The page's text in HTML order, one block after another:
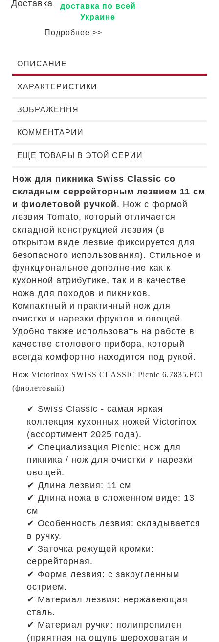
доставка по всей
Украине
Подробнее >>
ОПИСАНИЕ
ХАРАКТЕРИСТИКИ
ЗОБРАЖЕННЯ
КОММЕНТАРИИ
ЕЩЕ ТОВАРЫ В ЭТОЙ СЕРИИ
Нож для пикника Swiss Classic со
складным серрейторным лезвием 11 см
и фиолетовой ручкой. Нож с формой
лезвия Tomato, который отличается
складной конструкцией лезвия (в
открытом виде лезвие фиксируется для
безопасного использования). Стильное и
функциональное дополнение как к
кухонной атрибутике, так и в качестве
ножа для походов и пикников.
Компактный и практичный нож для
очистки и нарезки фруктов и овощей.
Удобно также использовать на работе в
качестве столового прибора, который
всегда комфортно находится под рукой.
Нож Victorinox SWISS CLASSIC Picnic 6.7835.FC1
(фиолетовый)
✔ Swiss Classic - самая яркая
коллекция кухонных ножей Victorinox
(ассортимент 2025 года).
✔ Специализация Picnic: нож для
пикника / нож для очистки и нарезки
овощей.
✔ Длина лезвия: 11 см
✔ Длина ножа в сложенном виде: 13
см
✔ Особенность лезвия: складывается
в ручку.
✔ Заточка режущей кромки:
серрейторная.
✔ Форма лезвия: с закругленным
острием.
✔ Материал лезвия: нержавеющая
сталь.
✔ Материал ручки: полипропилен
(приятная на ощупь шероховатая и